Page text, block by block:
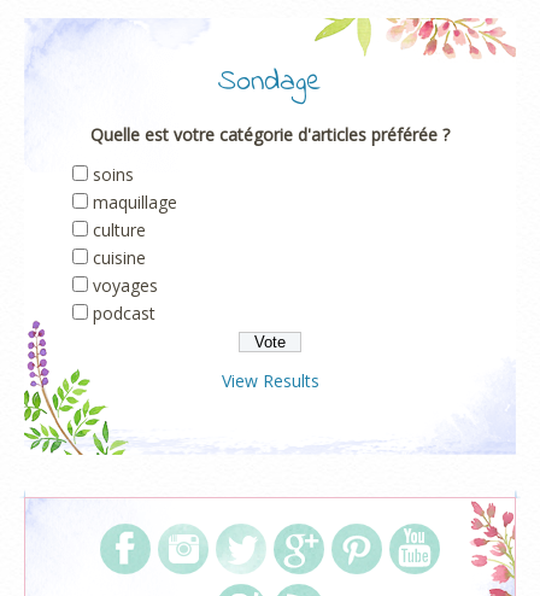
Sondage
Quelle est votre catégorie d'articles préférée ?
soins
maquillage
culture
cuisine
voyages
podcast
View Results